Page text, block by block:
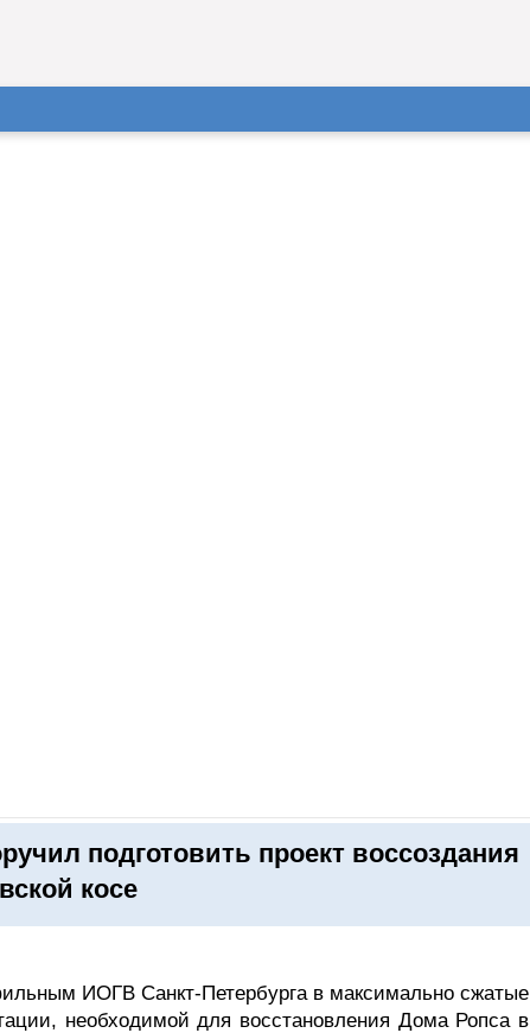
подготовить проект воссоздания
косе
ИОГВ Санкт‑Петербурга в максимально сжатые
необходимой для восстановления Дома Ропса в